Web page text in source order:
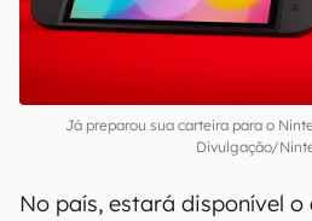
Já preparou sua carteira para o
Divulgação/
No país, estará disponível o